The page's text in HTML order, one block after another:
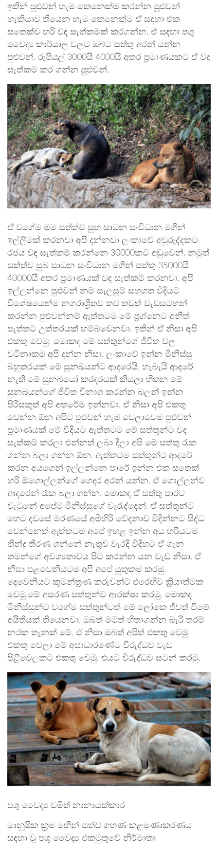
ඉතින් පුළුවන් හැම කෙනෙක්ම කරන්න පුළුවන්
හැකියාව තියෙන හැම කෙනෙක්ම ඒ සඳහා එක
සතෙක්ව හරි වඳ සැත්කමක් කරගන්න. ඒ සඳහා පශු
වෛද්‍ය කාර්යාල වලට ඔබට සත්තු අරන් යන්න
පුළුවන්. රුපියල් 3000යි 4000යි අතර ප්‍රමාණයකට ඒ වඳ
සැත්කම කර ගන්න පුළුවන්.
ඒ වගේම මම සත්ත්ව සුභ සාධන සංවිධාන මගින්
ඉල්ලීමක් කරනවා අපි දන්නවා ලංකාවේ අවුරුද්දකට
රජය වඳ සැත්කම් කරන්නෙ 30000කට අඩුවෙන්. නමුත්
සත්ත්ව සුබ සාධන සංවිධාන මගින් සත්තු 35000යි
40000යි අතර ප්‍රමාණයක් වඳ සැත්කම් කරනවා. අපි
ඉල්ලන්නෙ පුළුවන් නම් සැලසුම් සහගත විදියට
විශේෂයෙන්ම නගරාශ්‍රිතව තව තවත් වැඩසටහන්
කරන්න පුළුවන්නම් ඇත්තටම මේ ප්‍රශ්නෙට අනිත්
පැත්තට උත්තරයක් හම්බවෙනවා. ඉතින් ඒ නිසා අපි
එකතු වෙමු; මොකද මේ සත්තුන්ගේ ජීවිත වල
වටිනාකම අපි දන්න නිසා. ලංකාවේ ඉන්න මිනිස්සු
බහුතරයක් මේ සුනඛයන්ට ආදරෙයි. හැබැයි ආදරේ
නැති මේ සුනඛයෝ කරදරයක් කියලා හිතන මේ
සුනඛයන්ගේ ජීවිත විනාශ කරන්න බලන් ඉන්න
පිරිසකුත් අපි අතරේම ඉන්නවා. ඒ නිසා අපි එකතු
වෙන්න ඕන අපිට පුළුවන් හැම වෙලාවෙම පුළුවන්
ප්‍රමාණයක් මේ විදියට ඇත්තටම මේ සත්තුන්ට වද
සැත්කම් කරලා එන්නත් ලබා දීලා අපි මේ සත්තු රැක
ගන්න බලා ගන්න ඕන. ඇත්තටම සත්තුන්ට ආදරේ
කරන අයගෙන් ඉල්ලන්නෙ පාරේ ඉන්න එක සතෙක්
හරි ඕගොල්ලන්ගේ ගෙදර අරන් යන්න. ඒ ගොල්ලන්ව
ආදරෙන් රැක බලා ගන්න. මොකද ඒ සත්තු පාරට
වැටුනේ අපේම මිනිස්සුගේ වැරැද්දෙන්. ඒ සත්තුන්ට
හෙට දවසේ මරණයේ අමිහිරි වේදනාව විදින්නට සිද්ධ
වෙන්නෙත් ඇත්තටම අපේ ඉහළ ඉන්න අය හරියටම
තීන්දු තීරණ ගන්නේ නැතුව වැරදි විදිහට ඒ ගැන
තමන්ගේ අවශ්‍යතාවය පිට කරන්න යන වැඩ නිසා. ඒ
නිසා පළවෙනියටම අපි අපේ යුතුකම කරමු.
දෙවෙනියට කුමන්ත්‍රණ කරුවන්ට එරෙහිව ක්‍රියාත්මක
වෙමු.මේ අසරණ සත්තුන්ව ආරක්ෂා කරමු. මොකද
මිනිස්සුන්ට වගේම සත්තුන්ටත් මේ ලෝකෙ ජීවත් වීමේ
අයිතියක් තියෙනවා. ඔබත් මමත් හිතාගන්න බැරි තරම්
නරක තැනක් මේ. ඒ නිසා ඔබත් අපිත් එකතු වෙමු
එකතු වෙලා මේ අසාධාරණේට විරුද්ධව වැඩ
පිළිවෙලකට එකතු වෙමු. එයට විරුද්ධව සටන් කරමු.
පශු වෛද්‍ය චමිත් නානායක්කාර
මානුෂික ක්‍රම මඟින් සත්ව ගහණ කළමණාකරණය
සඳහා වූ පශු වෛද්‍ය එකමුතුවේ නිර්මාතෘ